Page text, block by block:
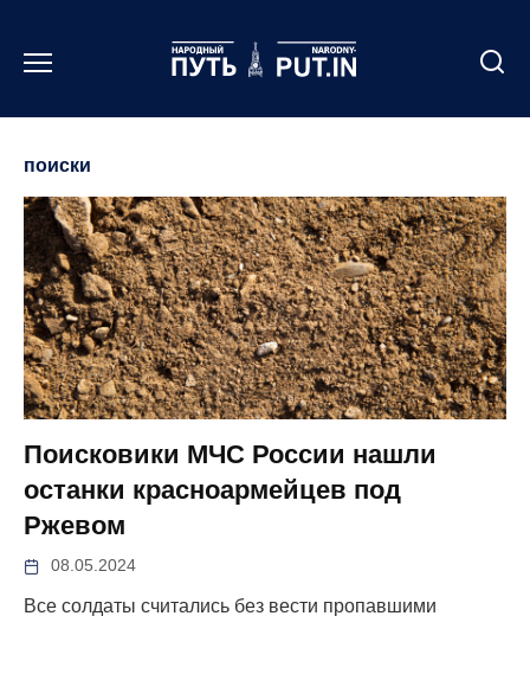
содержанию
поиски
Поисковики МЧС России нашли
останки красноармейцев под
Ржевом
08.05.2024
Все солдаты считались без вести пропавшими